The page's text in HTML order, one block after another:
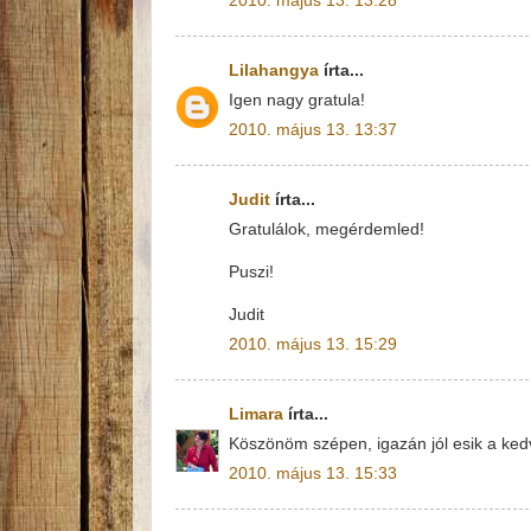
Lilahangya írta...
Igen nagy gratula!
2010. május 13. 13:37
Judit írta...
Gratulálok, megérdemled!
Puszi!
Judit
2010. május 13. 15:29
Limara írta...
Köszönöm szépen, igazán jól esik a
2010. május 13. 15:33